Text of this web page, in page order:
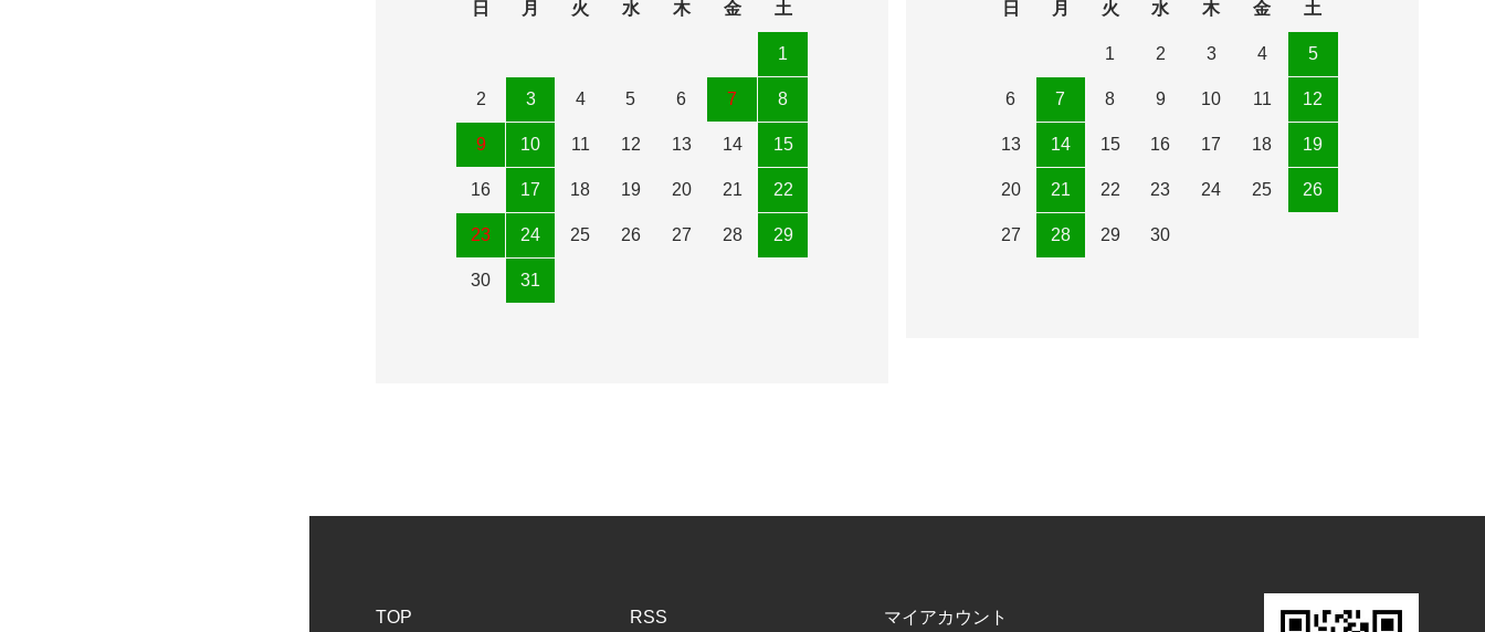
日
月 火 水 木 金 土
1
2 3 4 5 6 7 8
9 10 11 12 13 14 15
16 17 18 19 20 21 22
23 24 25 26 27 28 29
30 31
日
月 火 水 木 金 土
1 2 3 4 5
6 7 8 9 10 11 12
13 14 15 16 17 18 19
20 21 22 23 24 25 26
27 28 29 30
TOP RSS マイアカウント